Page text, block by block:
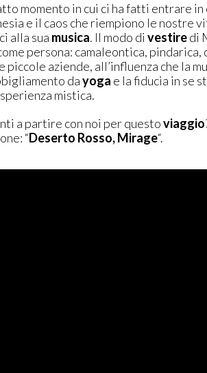
momento in cui ci ha fatti entrare in
e il caos che riempiono le nostre
alla sua musica. Il modo di vestiredi
persona: camaleontica,
piccole aziende, all’influenza che la
dayoga e la fiducia in se
mistica.
a partire con noi per questoviaggio
“Deserto Rosso, Mirage“.